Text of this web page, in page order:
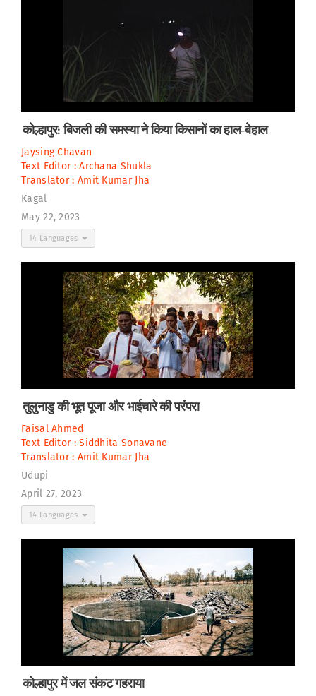
कोल्हापुर: बिजली की समस्या ने किया किसानों का हाल-बेहाल
Jaysing Chavan
Text Editor :Archana Shukla
Translator : Amit Kumar Jha
Kagal
May 22, 2023
14 Languages
तुलुनाडु की भूत पूजा और भाईचारे की परंपरा
Faisal Ahmed
Text Editor :Siddhita Sonavane
Translator : Amit Kumar Jha
Udupi
April 27, 2023
14 Languages
कोल्हापुर में जल संकट गहराया